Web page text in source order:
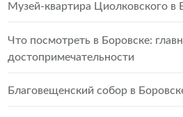
Музей-квартира Циолковского в
Что посмотреть в Боровске:
достопримечательности
Благовещенский собор в